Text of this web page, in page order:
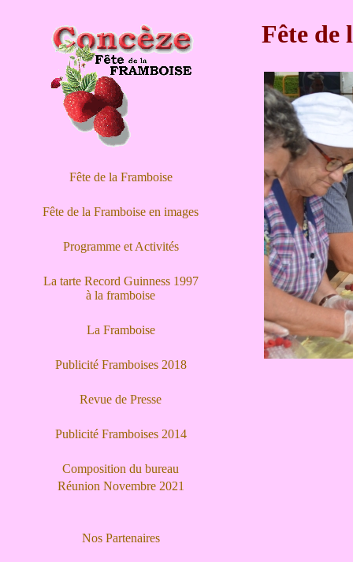
Fête de la Framboise
Fête de la Framboise en images
Programme et Activités
La tarte Record Guinness 1997
à la framboise
La Framboise
Publicité Framboises 2018
Revue de Presse
Publicité Framboises 2014
Composition du bureau
Réunion Novembre 2021
Nos Partenaires
Fête de